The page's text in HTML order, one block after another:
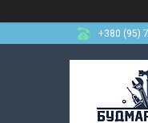
+380 (95)